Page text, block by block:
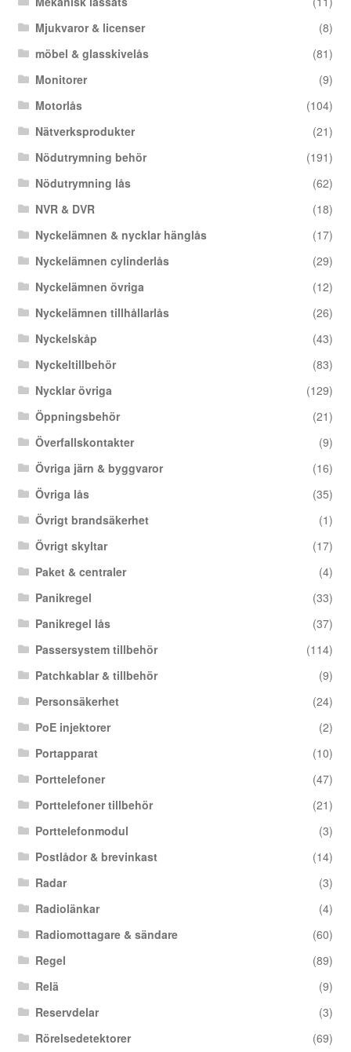
Mjukvaror & licenser
(8)
möbel & glasskivelås
(81)
Monitorer
(9)
Motorlås
(104)
Nätverksprodukter
(21)
Nödutrymning behör
(191)
Nödutrymning lås
(62)
NVR & DVR
(18)
Nyckelämnen & nycklar hänglås
(17)
Nyckelämnen cylinderlås
(29)
Nyckelämnen övriga
(12)
Nyckelämnen tillhållarlås
(26)
Nyckelskåp
(43)
Nyckeltillbehör
(83)
Nycklar övriga
(129)
Öppningsbehör
(21)
Överfallskontakter
(9)
Övriga järn & byggvaror
(16)
Övriga lås
(35)
Övrigt brandsäkerhet
(1)
Övrigt skyltar
(17)
Paket & centraler
(4)
Panikregel
(33)
Panikregel lås
(37)
Passersystem tillbehör
(114)
Patchkablar & tillbehör
(9)
Personsäkerhet
(24)
PoE injektorer
(2)
Portapparat
(10)
Porttelefoner
(47)
Porttelefoner tillbehör
(21)
Porttelefonmodul
(3)
Postlådor & brevinkast
(14)
Radar
(3)
Radiolänkar
(4)
Radiomottagare & sändare
(60)
Regel
(89)
Relä
(9)
Reservdelar
(3)
Rörelsedetektorer
(69)